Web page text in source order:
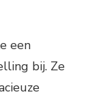
een
bij. Ze